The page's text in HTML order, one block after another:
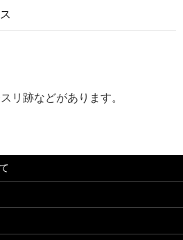
リ跡などがあります。